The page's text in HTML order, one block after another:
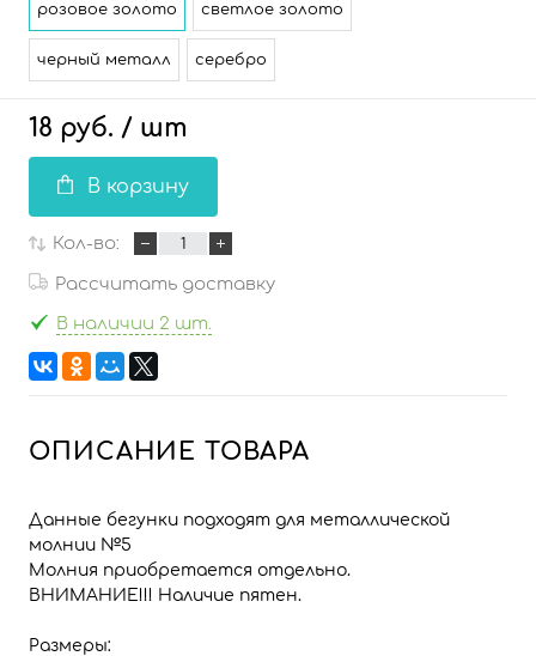
розовое золото светлое золото
черный металл серебро
18 руб. / шт
В корзину
Кол-во:
Рассчитать доставку
В наличии 2 шт.
ОПИСАНИЕ ТОВАРА
Данные бегунки подходят для металлической
молнии №5
Молния приобретается отдельно.
ВНИМАНИЕ!!! Наличие пятен.
Размеры: